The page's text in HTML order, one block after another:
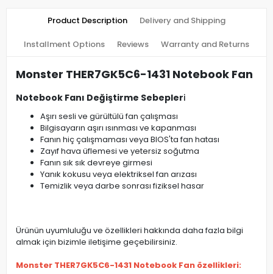
Product Description Delivery and Shipping
Installment Options Reviews Warranty and Returns
Monster THER7GK5C6-1431 Notebook Fan
Notebook Fanı Değiştirme Sebepleri
Aşırı sesli ve gürültülü fan çalışması
Bilgisayarın aşırı ısınması ve kapanması
Fanın hiç çalışmaması veya BIOS'ta fan hatası
Zayıf hava üflemesi ve yetersiz soğutma
Fanın sık sık devreye girmesi
Yanık kokusu veya elektriksel fan arızası
Temizlik veya darbe sonrası fiziksel hasar
Ürünün uyumluluğu ve özellikleri hakkında daha fazla bilgi
almak için bizimle iletişime geçebilirsiniz.
Monster THER7GK5C6-1431 Notebook Fan özellikleri: